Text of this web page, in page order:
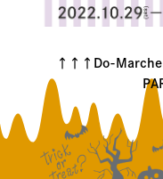
↑↑↑Do-Marche